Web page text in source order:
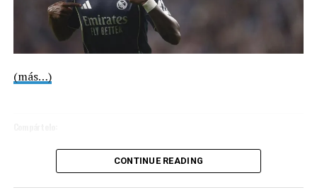
(más…)
CONTINUE READING